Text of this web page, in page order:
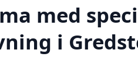
med
i